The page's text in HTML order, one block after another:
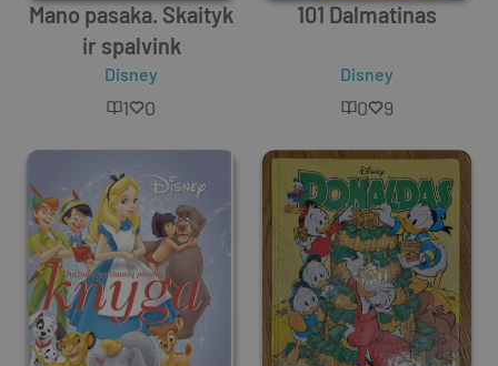
Mano pasaka. Skaityk
ir spalvink
Disney
1 0
101 Dalmatinas
Disney
0 9